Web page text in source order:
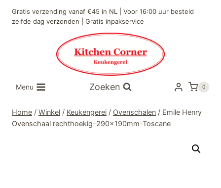
naar
Gratis verzending vanaf €45 in NL | Voor 16:00 uur besteld
zelfde dag verzonden | Gratis inpakservice
Menu Zoeken 0
Home / Winkel / Keukengerei / Ovenschalen / Emile Henry
Ovenschaal rechthoekig-290x190mm-Toscane